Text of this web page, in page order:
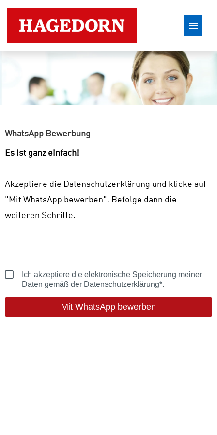
WhatsApp Bewerbung
Es ist ganz einfach!
Akzeptiere die Datenschutzerklärung und klicke auf
"Mit WhatsApp bewerben". Befolge dann die
weiteren Schritte.
Ich akzeptiere die elektronische Speicherung meiner
Daten gemäß der Datenschutzerklärung*.
Mit WhatsApp bewerben